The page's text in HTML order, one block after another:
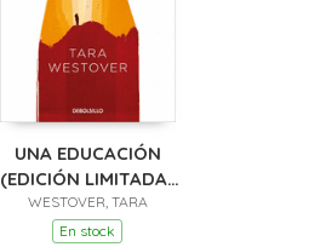
UNA EDUCACIÓN
(EDICIÓN LIMITADA ·
VERANO)
WESTOVER, TARA
En stock